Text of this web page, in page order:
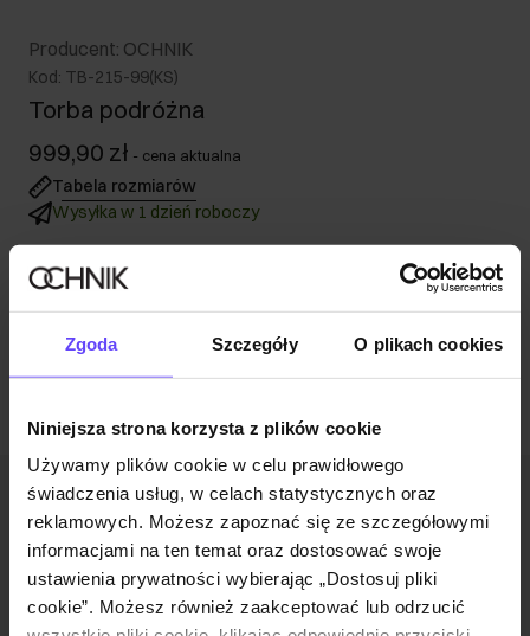
Zgoda Szczegóły O plikach cookies
Niniejsza strona korzysta z plików cookie
Używamy plików cookie w celu prawidłowego
świadczenia usług, w celach statystycznych oraz
reklamowych. Możesz zapoznać się ze szczegółowymi
informacjami na ten temat oraz dostosować swoje
ustawienia prywatności wybierając „Dostosuj pliki
cookie”. Możesz również zaakceptować lub odrzucić
Producent: OCHNIK
Kod: TB-215-99(KS)
Torba podróżna
999,90 zł - cena aktualna
Tabela rozmiarów
Wysyłka w 1 dzień roboczy
Opis produktu
Opinie
Newsletter
Bądź na bieżąco z nowościami i promocjami!